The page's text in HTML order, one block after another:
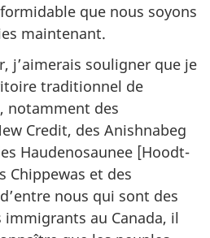
que nous soyons
maintenant.
j’aimerais souligner que je
traditionnel de
notamment des
Credit, des Anishnabeg
Haudenosaunee [Hoodt-
Chippewas et des
nous qui sont des
au Canada, il